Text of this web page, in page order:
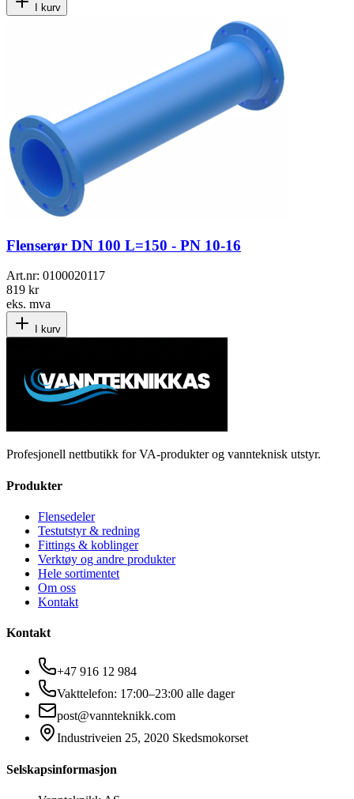
I kurv
Flenserør DN 100 L=150 - PN 10-16
Art.nr: 0100020117
819 kr
eks. mva
I kurv
Profesjonell nettbutikk for VA-produkter og vannteknisk utstyr.
Produkter
Flensedeler
Testutstyr & redning
Fittings & koblinger
Verktøy og andre produkter
Hele sortimentet
Om oss
Kontakt
Kontakt
+47 916 12 984
Vakttelefon: 17:00–23:00 alle dager
post@vannteknikk.com
Industriveien 25, 2020 Skedsmokorset
Selskapsinformasjon